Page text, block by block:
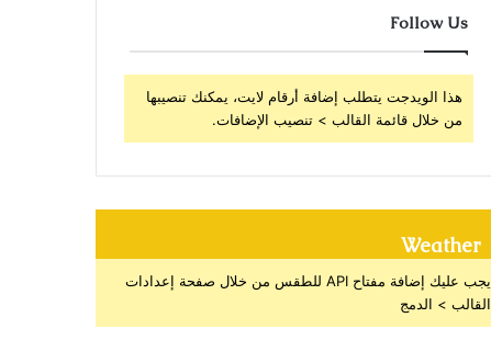
Follow Us
هذا الويدجت يتطلب إضافة أرقام لايت، يمكنك تنصيبها
من خلال قائمة القالب > تنصيب الإضافات.
Weather
يجب عليك إضافة مفتاح API للطقس من خلال صفحة إعدادات
القالب > الدمج